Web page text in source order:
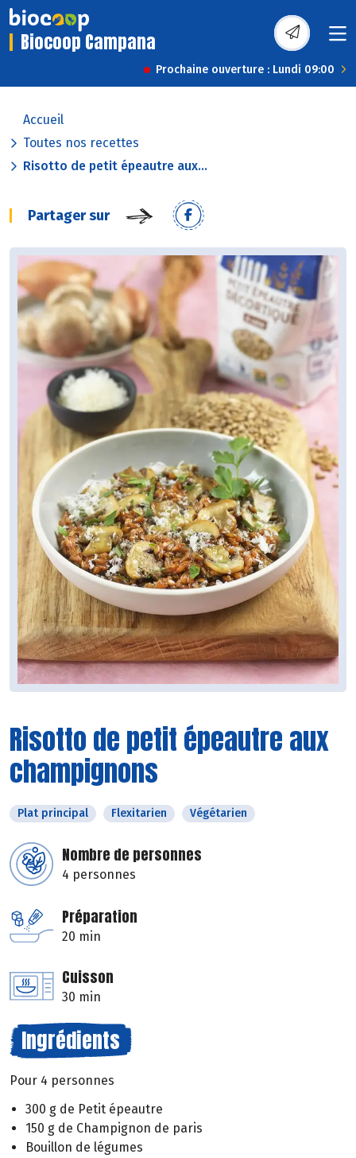
Biocoop Campana
Prochaine ouverture : Lundi 09:00
Accueil
Toutes nos recettes
Risotto de petit épeautre aux...
Partager sur
Risotto de petit épeautre aux
champignons
Plat principal Flexitarien Végétarien
Nombre de personnes
4 personnes
Préparation
20 min
Cuisson
30 min
Ingrédients
Pour 4 personnes
300 g de Petit épeautre
150 g de Champignon de paris
Bouillon de légumes